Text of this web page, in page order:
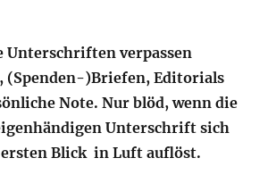
Unter­schrif­ten ver­pas­sen
(Spenden-)Briefen, Edi­to­ri­als
Note. Nur blöd, wenn die
Unter­schrift sich
Blick in Luft auflöst.